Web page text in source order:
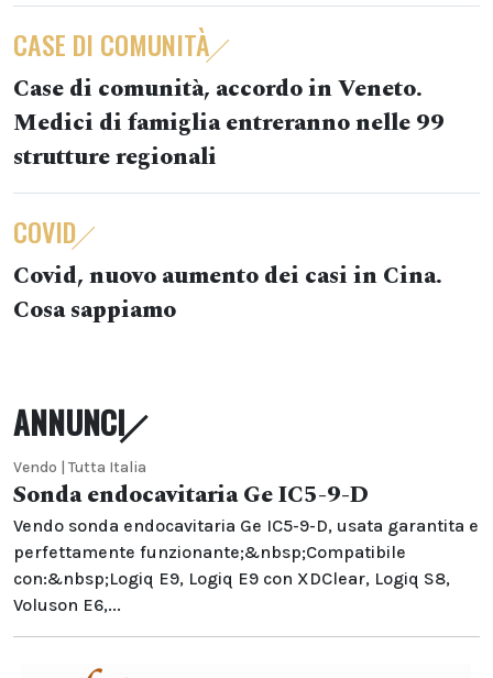
CASE DI COMUNITÀ
Case di comunità, accordo in Veneto.
Medici di famiglia entreranno nelle 99
strutture regionali
COVID
Covid, nuovo aumento dei casi in Cina.
Cosa sappiamo
ANNUNCI
Vendo | Tutta Italia
Sonda endocavitaria Ge IC5-9-D
Vendo sonda endocavitaria Ge IC5-9-D, usata garantita e
perfettamente funzionante;&nbsp;Compatibile
con:&nbsp;Logiq E9, Logiq E9 con XDClear, Logiq S8,
Voluson E6,...